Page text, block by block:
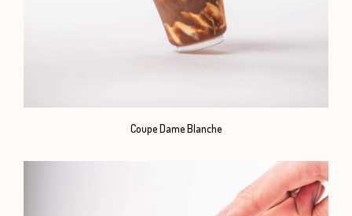
Coupe Dame Blanche